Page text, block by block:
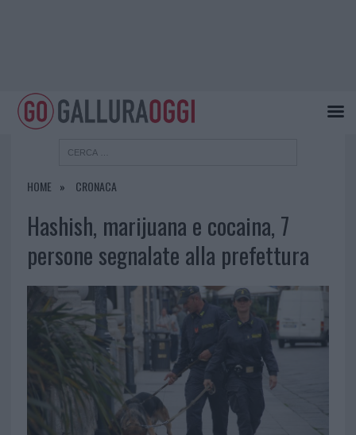
HOME CRONACA
Hashish, marijuana e cocaina, 7
persone segnalate alla prefettura